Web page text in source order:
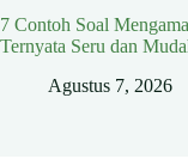
7 Contoh Soal
Ternyata Seru dan
Agustus 7, 2026